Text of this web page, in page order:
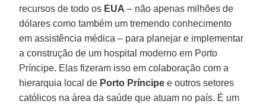
recursos de todo os EUA – não apenas milhões de
dólares como também um tremendo conhecimento
em assistência médica – para planejar e implementar
a construção de um hospital moderno em Porto
Príncipe. Elas fizeram isso em colaboração com a
hierarquia local de Porto Príncipe e outros setores
católicos na área da saúde que atuam no país. É um